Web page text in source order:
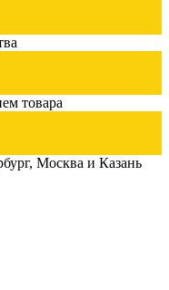
товара
Москва и Казань